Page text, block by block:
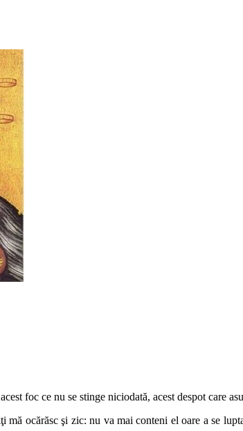
foc ce nu se stinge niciodată, acest despot care
ocărăsc şi zic: nu va mai conteni el oare a se